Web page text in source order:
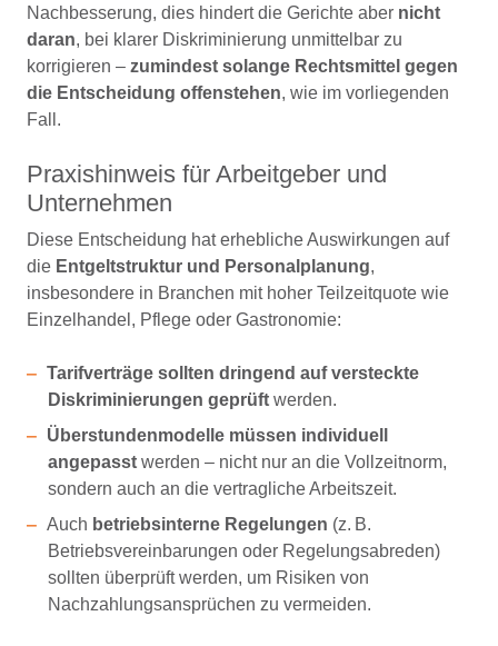
Nachbesserung, dies hindert die Gerichte aber nicht
daran, bei klarer Diskriminierung unmittelbar zu
korrigieren – zumindest solange Rechtsmittel gegen
die Entscheidung offenstehen, wie im vorliegenden
Fall.
Praxishinweis für Arbeitgeber und
Unternehmen
Diese Entscheidung hat erhebliche Auswirkungen auf
die Entgeltstruktur und Personalplanung,
insbesondere in Branchen mit hoher Teilzeitquote wie
Einzelhandel, Pflege oder Gastronomie:
Tarifverträge sollten dringend auf versteckte
Diskriminierungen geprüft werden.
Überstundenmodelle müssen individuell
angepasst werden – nicht nur an die Vollzeitnorm,
sondern auch an die vertragliche Arbeitszeit.
Auch betriebsinterne Regelungen (z. B.
Betriebsvereinbarungen oder Regelungsabreden)
sollten überprüft werden, um Risiken von
Nachzahlungsansprüchen zu vermeiden.